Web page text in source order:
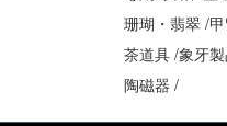
珊瑚・翡翠
茶道具 象牙
陶磁器
無料相談・無料査